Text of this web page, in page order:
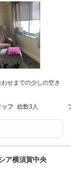
せまでの少しの空き
ッフ 総数3人
ア横須賀中央